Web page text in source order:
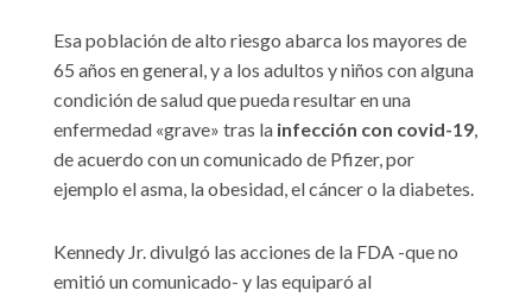
Esa población de alto riesgo abarca los mayores de
65 años en general, y a los adultos y niños con alguna
condición de salud que pueda resultar en una
enfermedad «grave» tras la infección con covid-19
de acuerdo con un comunicado de Pfizer, por
ejemplo el asma, la obesidad, el cáncer o la diabetes.
Kennedy Jr. divulgó las acciones de la FDA -que no
emitió un comunicado- y las equiparó al